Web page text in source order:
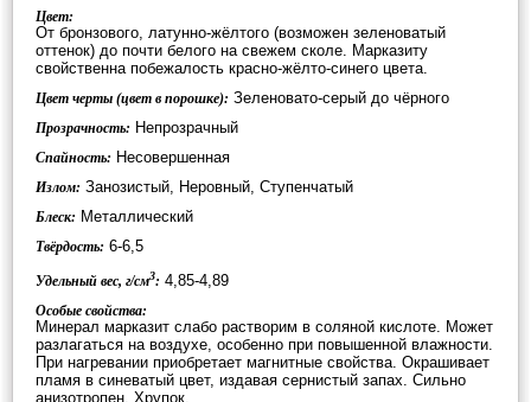
Цвет:
От бронзового, латунно-жёлтого (возможен зеленоватый
оттенок) до почти белого на свежем сколе. Марказиту
свойственна побежалость красно-жёлто-синего цвета.
Цвет черты (цвет в порошке): Зеленовато-серый до чёрного
Прозрачность: Непрозрачный
Спайность: Несовершенная
Излом: Занозистый, Неровный, Ступенчатый
Блеск: Металлический
Твёрдость: 6-6,5
Удельный вес, г/см3: 4,85-4,89
Особые свойства:
Минерал марказит слабо растворим в соляной кислоте. Может
разлагаться на воздухе, особенно при повышенной влажности.
При нагревании приобретает магнитные свойства. Окрашивает
пламя в синеватый цвет, издавая сернистый запах. Сильно
анизотропен. Хрупок.